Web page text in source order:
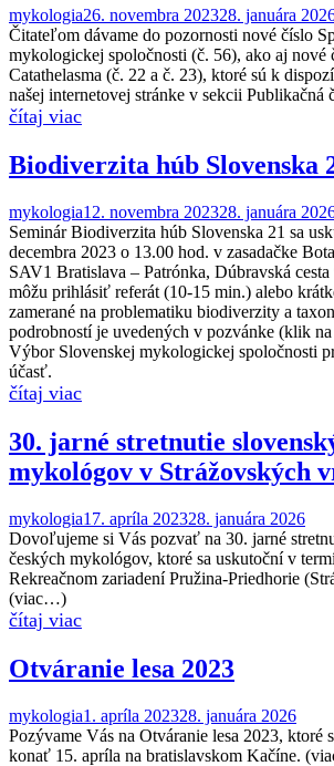
mykologia26. novembra 202328. januára
Čitateľom dávame do pozornosti nové číslo
mykologickej spoločnosti (č. 56), ako aj nové
Catathelasma (č. 22 a č. 23), ktoré sú k
našej internetovej stránke v sekcii
Biodiverzita húb Slovenska
mykologia12. novembra 202328. januára
Seminár Biodiverzita húb Slovenska 21 sa
decembra 2023 o 13.00 hod. v zasadačke
SAV1 Bratislava – Patrónka, Dúbravská
môžu prihlásiť referát (10-15 min.) alebo
zamerané na problematiku biodiverzity a
podrobností je uvedených v pozvánke (klik
Výbor Slovenskej mykologickej spoločnosti
účasť.
30. jarné stretnutie
mykológov v Strážovských
mykologia17. apríla 202328. januára 2026
Dovoľujeme si Vás pozvať na 30. jarné
českých mykológov, ktoré sa uskutoční v
Rekreačnom zariadení Pružina-Priedhorie
(viac…)
Otváranie lesa 2023
mykologia1. apríla 202328. januára 2026
Pozývame Vás na Otváranie lesa 2023, ktoré
konať 15. apríla na bratislavskom Kačíne.